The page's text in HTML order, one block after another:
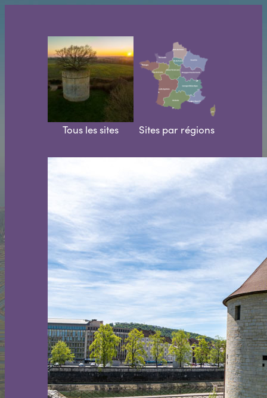
Tous les sites Sites par régions